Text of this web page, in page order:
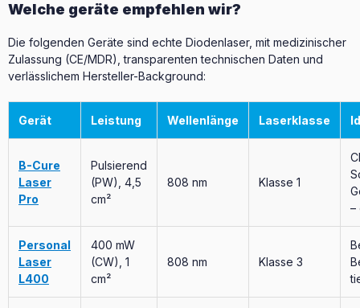
Welche geräte empfehlen wir?
Die folgenden Geräte sind echte Diodenlaser, mit medizinischer
Zulassung (CE/MDR), transparenten technischen Daten und
verlässlichem Hersteller-Background:
Gerät Leistung Wellenlänge Laserklasse
B-Cure
Laser
Pro
Pulsierend
(PW), 4,5
cm²
808 nm Klasse 1
–
Personal
Laser
L400
400 mW
(CW), 1
cm²
808 nm Klasse 3